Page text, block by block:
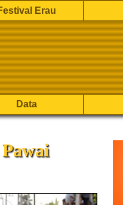
Erau
Data